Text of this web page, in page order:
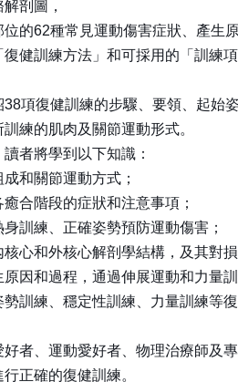
剖圖，
的62種常見運動傷害症狀、產生
健訓練方法」和可採用的「訓練項
項復健訓練的步驟、要領、起始
練的肌肉及關節運動形式。
者將學到以下知識：
成和關節運動方式；
癒合階段的症狀和注意事項；
身訓練、正確姿勢預防運動傷害；
核心和外核心解剖學結構，及其對
原因和過程，通過伸展運動和力量
勢訓練、穩定性訓練、力量訓練等
者、運動愛好者、物理治療師及專
正確的復健訓練。